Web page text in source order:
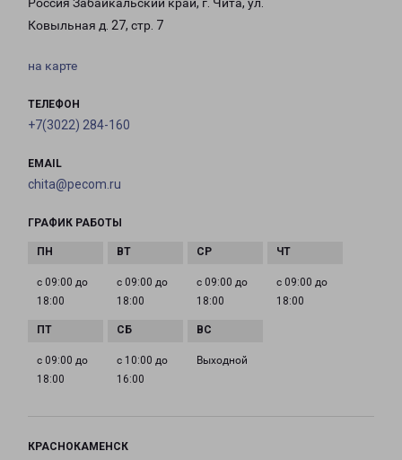
Россия Забайкальский край, г. Чита, ул.
Ковыльная д. 27, стр. 7
на карте
ТЕЛЕФОН
+7(3022) 284-160
EMAIL
chita@pecom.ru
ГРАФИК РАБОТЫ
с 09:00 до
18:00
с 09:00 до
18:00
с 09:00 до
18:00
с 09:00 до
18:00
с 09:00 до
18:00
с 10:00 до
16:00
Выходной
КРАСНОКАМЕНСК